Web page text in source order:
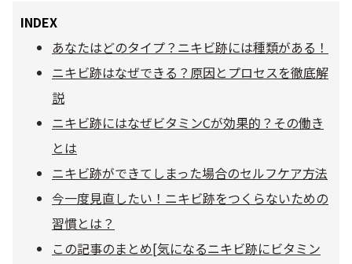
お悩みから探す
くすみ
シミ・そばかす ゆるみ・ハリ
毛穴・キメ
敏感・肌あれ
INDEX
あなたはどのタイプ？ニキビ跡には種類がある！
ニキビ跡はなぜできる？原因とプロセスを徹底解
説
ニキビ跡にはなぜビタミンCが効果的？その働き
とは
ニキビ跡ができてしまった場合のセルフケア方法
今一度見直したい！ニキビ跡をつくらないための
習慣とは？
この記事のまとめ[気になるニキビ跡にビタミン